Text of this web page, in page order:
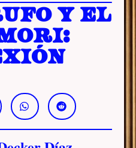
y el